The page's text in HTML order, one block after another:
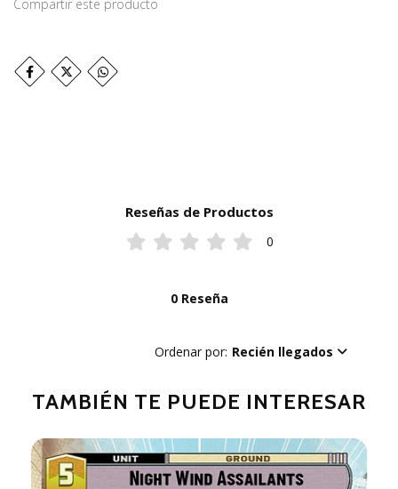
Compartir este producto
Reseñas de Productos
0
0 Reseña
Ordenar por: Recién llegados
TAMBIÉN TE PUEDE INTERESAR